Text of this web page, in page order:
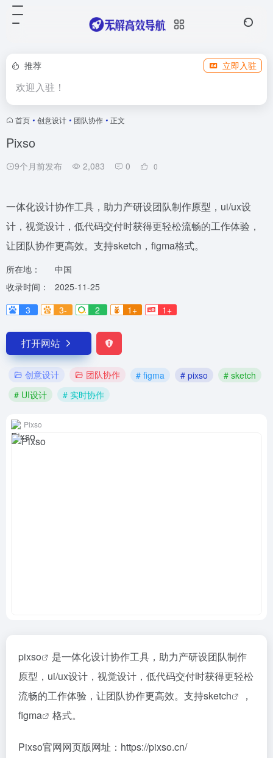
推荐 立即入驻
欢迎入驻！
首页 • 创意设计 • 团队协作 • 正文
Pixso
9个月前发布 2,083 0 0
一体化设计协作工具，助力产研设团队制作原型，ui/ux设
计，视觉设计，低代码交付时获得更轻松流畅的工作体验，
让团队协作更高效。支持sketch，figma格式。
所在地：
中国
收录时间：
2025-11-25
3
3- 2 1+ 1+
打开网站
创意设计 团队协作 # figma # pixso
# sketch
# UI设计
# 实时协作
Pixso
pixso
是一体化设计协作工具，助力产研设团队制作
原型，ui/ux设计，视觉设计，低代码交付时获得更轻松
流畅的工作体验，让团队协作更高效。支持sketch
，
figma
格式。
Pixso官网网页版网址：https://pixso.cn/